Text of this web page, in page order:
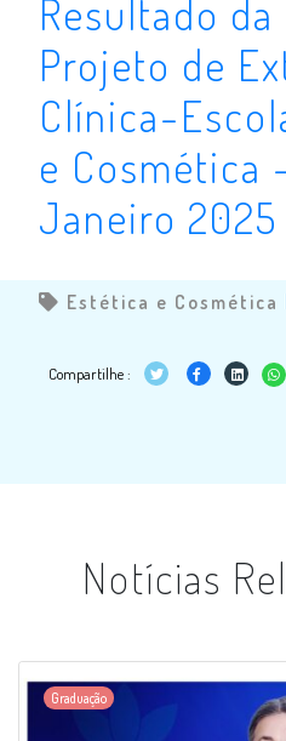
Resultado
Projeto de
Clínica-
e Cosmética
Janeiro 2025
Estética e Cosmética
Compartilhe :
Notícias
Graduação